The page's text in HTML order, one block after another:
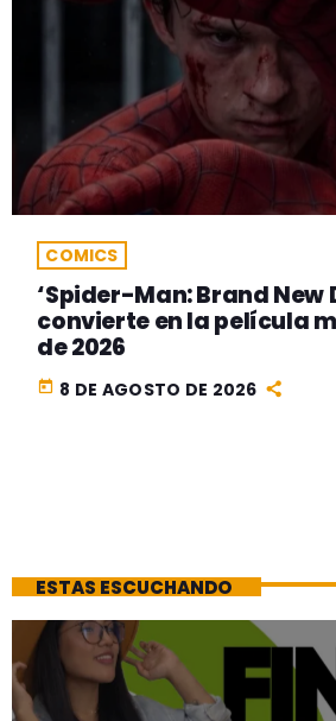
COMICS
‘Spider-Man: Brand New
convierte en la película
de 2026
today 8 DE AGOSTO DE 2026
ESTAS ESCUCHANDO